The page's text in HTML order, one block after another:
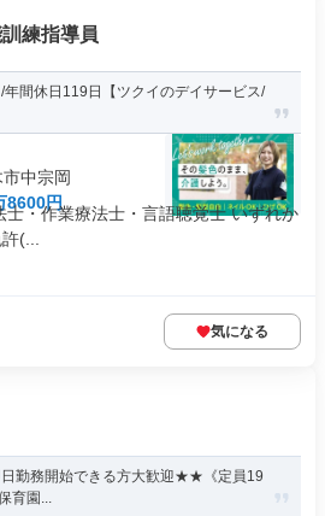
練指導員
間休日119日【ツクイのデイサービス/
中宗岡
8600円
士・作業療法士・言語聴覚士 いずれか
(...
気になる
勤務開始できる方大歓迎★★《定員19
育園...